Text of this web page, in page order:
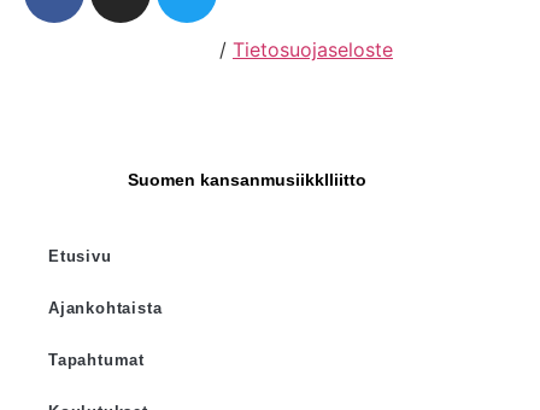
/ Tietosuojaseloste
Suomen kansanmusiikkIliitto
Etusivu
Ajankohtaista
Tapahtumat